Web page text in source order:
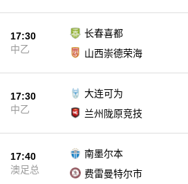
17:30
中乙
长春喜都
山西崇德荣海
17:30
中乙
大连可为
兰州陇原竞技
17:40
澳足总
南墨尔本
费雷曼特尔市